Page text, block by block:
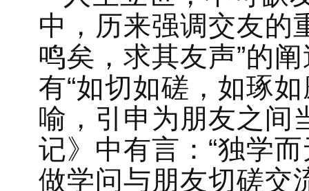
中，历来强调交友的
鸣矣，求其友声”的
有“如切如磋，如琢
喻，引申为朋友之间
记》中有言：“独学
做学问与朋友切磋交